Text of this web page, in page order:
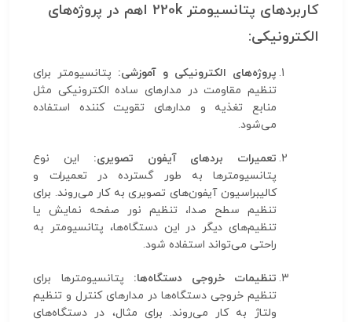
کاربردهای پتانسیومتر 220k اهم در پروژه‌های
الکترونیکی:
پروژه‌های الکترونیکی و آموزشی: پتانسیومتر برای
تنظیم مقاومت در مدارهای ساده الکترونیکی مثل
منابع تغذیه و مدارهای تقویت کننده استفاده
می‌شود.
تعمیرات بردهای آیفون تصویری: این نوع
پتانسیومترها به طور گسترده در تعمیرات و
کالیبراسیون آیفون‌های تصویری به کار می‌روند. برای
تنظیم سطح صدا، تنظیم نور صفحه نمایش یا
تنظیم‌های دیگر در این دستگاه‌ها، پتانسیومتر به
راحتی می‌تواند استفاده شود.
تنظیمات خروجی دستگاه‌ها: پتانسیومترها برای
تنظیم خروجی دستگاه‌ها در مدارهای کنترل و تنظیم
ولتاژ به کار می‌روند. برای مثال، در دستگاه‌های